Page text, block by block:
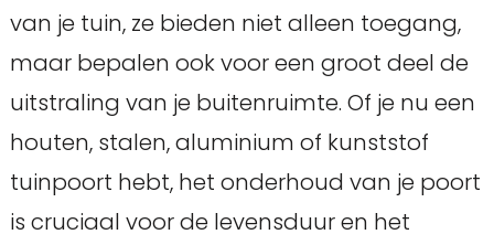
van je tuin, ze bieden niet alleen toegang,
maar bepalen ook voor een groot deel de
uitstraling van je buitenruimte. Of je nu een
houten, stalen, aluminium of kunststof
tuinpoort hebt, het onderhoud van je poort
is cruciaal voor de levensduur en het